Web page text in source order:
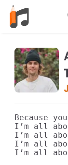
Because
I’m all
I’m all
I’m all
I’m all